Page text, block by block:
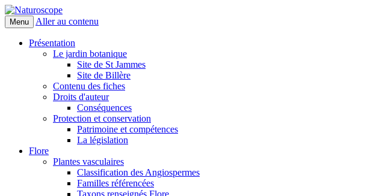
Naturoscope
Menu Aller au contenu
Présentation
Le jardin botanique
Site de St Jammes
Site de Billère
Contenu des fiches
Droits d'auteur
Conséquences
Protection et conservation
Patrimoine et compétences
La législation
Flore
Plantes vasculaires
Classification des Angiospermes
Familles référencées
Taxons renseignés Flore